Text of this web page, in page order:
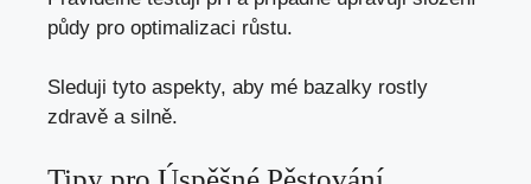
půdy pro optimalizaci růstu.
Sleduji tyto aspekty, aby mé bazalky rostly
zdravě a silně.